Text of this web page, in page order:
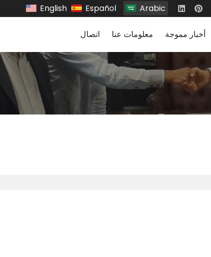
English Español Arabic
أخبار مموجة معلومات عنا اتصال